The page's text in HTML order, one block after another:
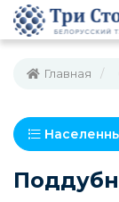
Главная